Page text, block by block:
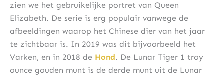
zien we het gebruikelijke portret van Queen
Elizabeth. De serie is erg populair vanwege de
afbeeldingen waarop het Chinese dier van het jaar
te zichtbaar is. In 2019 was dit bijvoorbeeld het
Varken, en in 2018 de Hond. De Lunar Tiger 1 troy
ounce gouden munt is de derde munt uit de Lunar